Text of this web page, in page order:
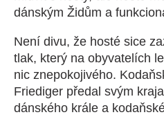
dánským Židům a
Není divu, že hosté sice
tlak, který na obyvatelích
nic znepokojivého.
Friediger předal svým
dánského krále a